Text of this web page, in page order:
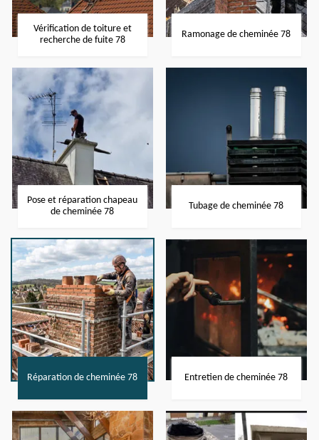
Vérification de toiture et
recherche de fuite 78
Ramonage de cheminée 78
Pose et réparation chapeau
de cheminée 78
Tubage de cheminée 78
Réparation de cheminée 78 Entretien de cheminée 78